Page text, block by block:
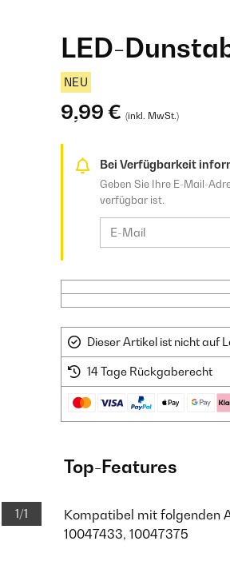
1/1
LED-
NEU
9,99 € (inkl. MwSt.)
Bei Verfügbarkeit
Geben Sie Ihre E-Mail-
verfügbar ist.
Dieser Artikel ist nicht auf
14 Tage Rückgaberecht
Top-Features
Kompatibel mit folgenden
10047433, 10047375